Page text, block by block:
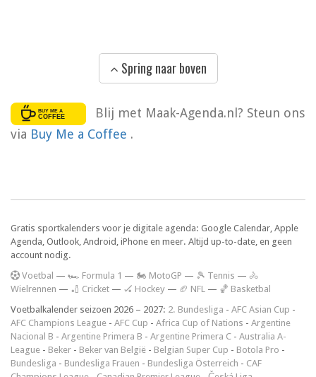
Spring naar boven
Blij met Maak-Agenda.nl? Steun ons
via Buy Me a Coffee .
Gratis sportkalenders voor je digitale agenda: Google Calendar, Apple
Agenda, Outlook, Android, iPhone en meer. Altijd up-to-date, en geen
account nodig.
Voetbal — 🏎️ Formula 1 — 🏍 MotoGP — 🎾 Tennis — 🚴
Wielrennen — 🏏 Cricket — 🏑 Hockey — 🏈 NFL — 🏀 Basketbal
Voetbalkalender seizoen 2026 – 2027: 2. Bundesliga - AFC Asian Cup -
AFC Champions League - AFC Cup - Africa Cup of Nations - Argentine
Nacional B - Argentine Primera B - Argentine Primera C - Australia A-
League - Beker - Beker van België - Belgian Super Cup - Botola Pro -
Bundesliga - Bundesliga Frauen - Bundesliga Österreich - CAF